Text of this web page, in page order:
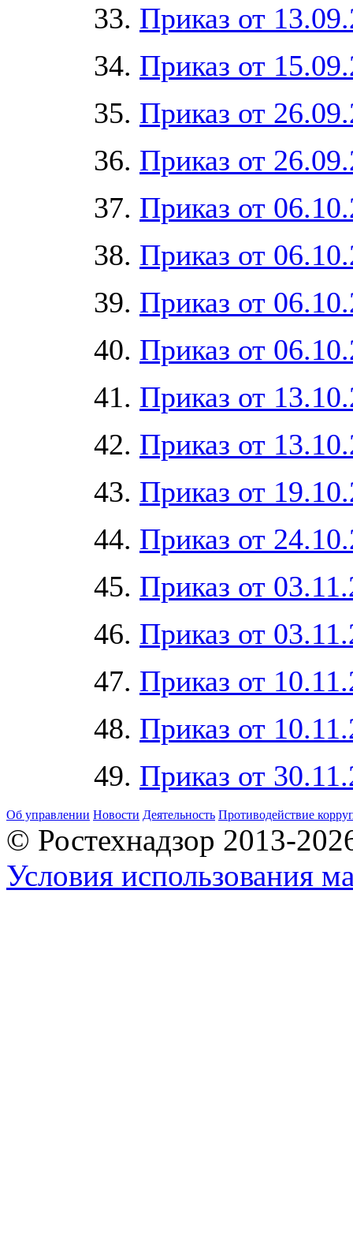
33. Приказ от
34. Приказ от
35. Приказ от
36. Приказ от
37. Приказ от
38. Приказ от
39. Приказ от
40. Приказ от
41. Приказ от
42. Приказ от
43. Приказ от
44. Приказ от
45. Приказ от
46. Приказ от
47. Приказ от
48. Приказ от
49. Приказ от
Об управлении Новости Деятельность Противодействие
© Ростехнадзор 2013-
Условия использования